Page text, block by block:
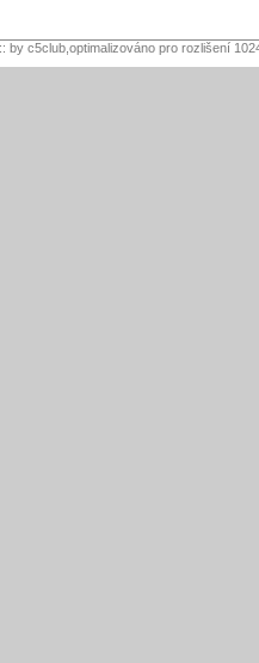
by c5club,optimalizováno pro rozlišení